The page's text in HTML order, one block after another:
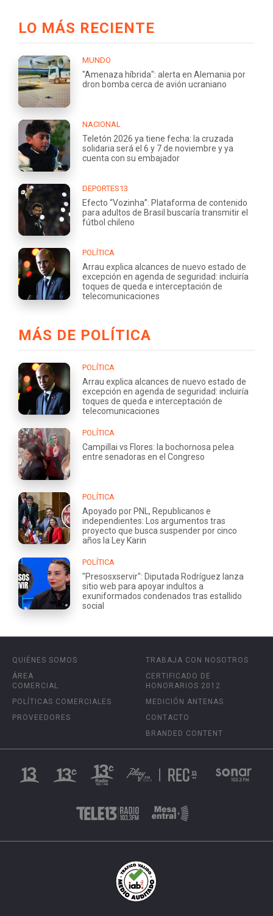
LO MÁS RECIENTE
MUNDO
"Amenaza híbrida": alerta en Alemania por
dron bomba cerca de avión ucraniano
NACIONAL
Teletón 2026 ya tiene fecha: la cruzada
solidaria será el 6 y 7 de noviembre y ya
cuenta con su embajador
DEPORTES13
Efecto “Vozinha”: Plataforma de contenido
para adultos de Brasil buscaría transmitir el
fútbol chileno
POLÍTICA
Arrau explica alcances de nuevo estado de
excepción en agenda de seguridad: incluiría
toques de queda e interceptación de
telecomunicaciones
MÁS DE POLÍTICA
POLÍTICA
Arrau explica alcances de nuevo estado de
excepción en agenda de seguridad: incluiría
toques de queda e interceptación de
telecomunicaciones
POLÍTICA
Campillai vs Flores: la bochornosa pelea
entre senadoras en el Congreso
POLÍTICA
Apoyado por PNL, Republicanos e
independientes: Los argumentos tras
proyecto que busca suspender por cinco
años la Ley Karin
POLÍTICA
"Presosxservir": Diputada Rodríguez lanza
sitio web para apoyar indultos a
exuniformados condenados tras estallido
social
QUIÉNES SOMOS
ÁREA
COMERCIAL
POLÍTICAS COMERCIALES
PROVEEDORES
TRABAJA CON NOSOTROS
CERTIFICADO DE
HONORARIOS 2012
MEDICIÓN ANTENAS
CONTACTO
BRANDED CONTENT